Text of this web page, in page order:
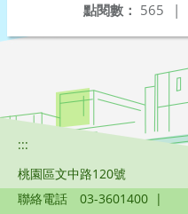
點閱數： 565 |
:::
桃園區文中路120號
聯絡電話
03-3601400 |